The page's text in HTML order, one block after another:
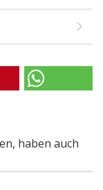
haben auch